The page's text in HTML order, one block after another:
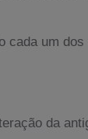
cada um dos
da